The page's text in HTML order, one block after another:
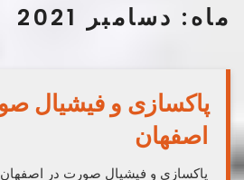
ماه: دسامبر 2021
پاکسازی و فیشیال
اصفهان
پاکسازی و فیشیال صورت در